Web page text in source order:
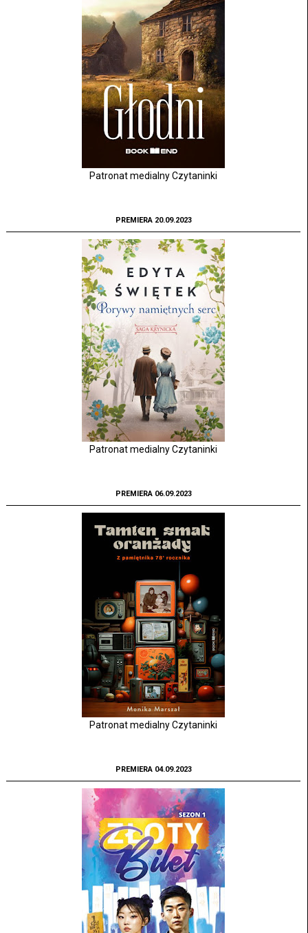
Patronat medialny Czytaninki
PREMIERA 20.09.2023
Patronat medialny Czytaninki
PREMIERA 06.09.2023
Patronat medialny Czytaninki
PREMIERA 04.09.2023